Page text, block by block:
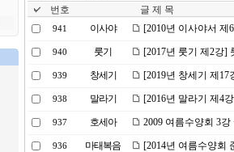
번호 글 제 목
941 이사야 [2010년 이사야서 제
940 룻기 [2017년 룻기 제2강]
939 창세기 [2019년 창세기 제
938 말라기 [2016년 말라기 제4
937 호세아 2009 여름수양회 3
936 마태복음 [2014년 여름수양회